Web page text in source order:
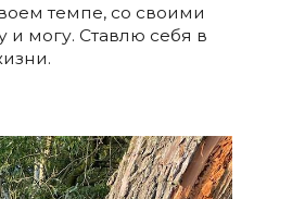
темпе, со своими
и могу. Ставлю себя в